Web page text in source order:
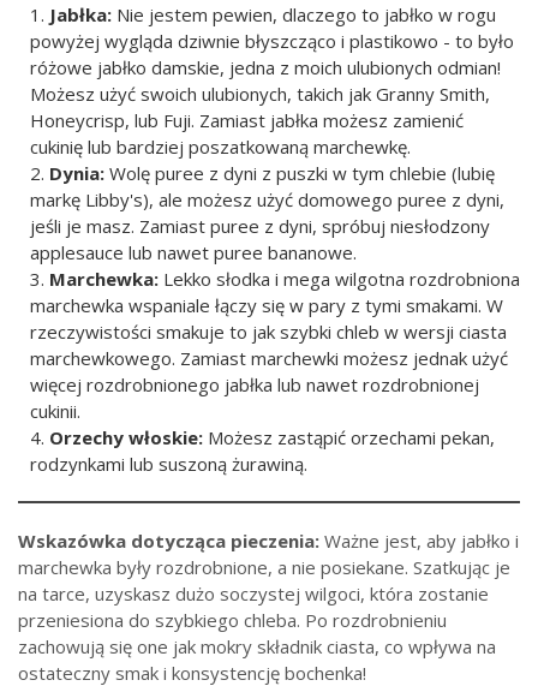
Jabłka: Nie jestem pewien, dlaczego to jabłko w rogu
powyżej wygląda dziwnie błyszcząco i plastikowo - to było
różowe jabłko damskie, jedna z moich ulubionych odmian!
Możesz użyć swoich ulubionych, takich jak Granny Smith,
Honeycrisp, lub Fuji. Zamiast jabłka możesz zamienić
cukinię lub bardziej poszatkowaną marchewkę.
Dynia: Wolę puree z dyni z puszki w tym chlebie (lubię
markę Libby's), ale możesz użyć domowego puree z dyni,
jeśli je masz. Zamiast puree z dyni, spróbuj niesłodzony
applesauce lub nawet puree bananowe.
Marchewka: Lekko słodka i mega wilgotna rozdrobniona
marchewka wspaniale łączy się w pary z tymi smakami. W
rzeczywistości smakuje to jak szybki chleb w wersji ciasta
marchewkowego. Zamiast marchewki możesz jednak użyć
więcej rozdrobnionego jabłka lub nawet rozdrobnionej
cukinii.
Orzechy włoskie: Możesz zastąpić orzechami pekan,
rodzynkami lub suszoną żurawiną.
Wskazówka dotycząca pieczenia: Ważne jest, aby jabłko i
marchewka były rozdrobnione, a nie posiekane. Szatkując je
na tarce, uzyskasz dużo soczystej wilgoci, która zostanie
przeniesiona do szybkiego chleba. Po rozdrobnieniu
zachowują się one jak mokry składnik ciasta, co wpływa na
ostateczny smak i konsystencję bochenka!